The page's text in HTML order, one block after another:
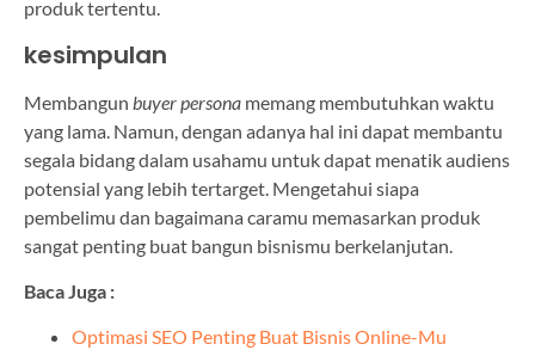
produk tertentu.
kesimpulan
Membangun buyer persona memang membutuhkan waktu
yang lama. Namun, dengan adanya hal ini dapat membantu
segala bidang dalam usahamu untuk dapat menatik audiens
potensial yang lebih tertarget. Mengetahui siapa
pembelimu dan bagaimana caramu memasarkan produk
sangat penting buat bangun bisnismu berkelanjutan.
Baca Juga :
Optimasi SEO Penting Buat Bisnis Online-Mu